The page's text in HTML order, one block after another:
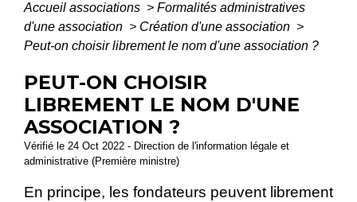
Accueil associations > Formalités administratives
d'une association > Création d'une association >
Peut-on choisir librement le nom d'une association ?
PEUT-ON CHOISIR
LIBREMENT LE NOM D'UNE
ASSOCIATION ?
Vérifié le 24 Oct 2022 - Direction de l'information légale et
administrative (Première ministre)
En principe, les fondateurs peuvent librement